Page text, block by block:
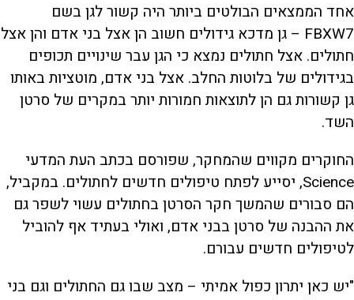
אחד הממצאים הבולטים ביותר היה קשור לגן בשם
FBXW7 – גן מדכא גידולים חשוב הן אצל בני אדם והן אצל
חתולים. אצל חתולים נמצא כי הגן עבר שינויים תכופים
בגידולים של בלוטות החלב. אצל בני אדם, מוטציות באותו
גן קשורות גם הן לתוצאות חמורות יותר במקרים של סרטן
השד.
החוקרים מקווים שהמחקר, שפורסם בכתב העת המדעי
Science, יסייע לפתח טיפולים חדשים לחתולים. במקביל,
הם סבורים שהמשך חקר הסרטן בחתולים עשוי לשפר גם
את ההבנה של סרטן בבני אדם, ואולי בעתיד אף להוביל
לטיפולים חדשים עבורם.
"יש כאן יתרון כפול אמיתי – מצב שבו גם החתולים וגם בני